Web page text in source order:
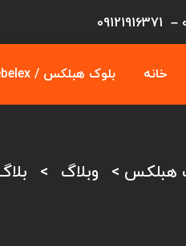
–
09121916371
خانه بلوک هبلکس / Hebelex
هبلکس > وبلاگ >